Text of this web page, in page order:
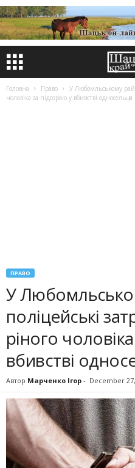
Головна Право
У Любомльському
чоловіка за підозрою у вбивстві односельця
ПРАВО
У
поліцейські
ріного
вбивстві
Автор Марченко Ігор - December